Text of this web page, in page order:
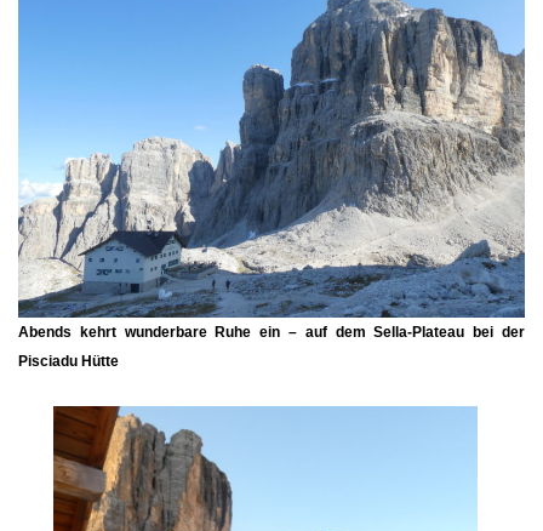
Abends kehrt wunderbare Ruhe ein – auf dem Sella-Plateau bei der
Pisciadu Hütte